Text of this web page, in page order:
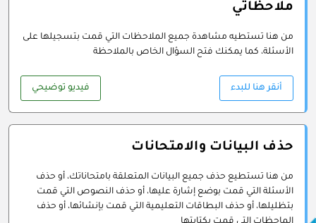
ملاحظاتي
من هنا تستطيه مشاهدة جميع الملاحظات التي قمت بتسجيلها على
الأسئلة، كما يمكنك فتح السؤال الخاص بالملاحظة
أنقر هنا للبدء فيديو توضيحي
حذف البيانات والامتحانات
من هنا تستطيع حذف جميع البيانات المتعلقة بامتحاناتك، أو حذف
الأسئلة التي قمت بوضع إشارة عليها، أو حذف النصوص التي قمت
بتظليلها، أو حذف البطاقات التعليمية التي قمت بإنشائها، أو حذف